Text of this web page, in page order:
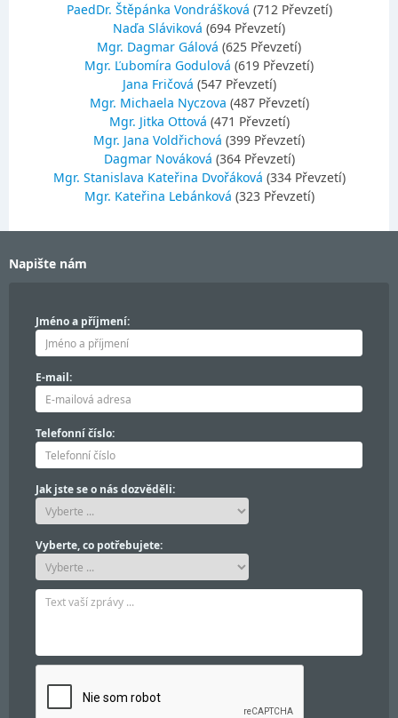
PaedDr. Štěpánka Vondrášková (712 Převzetí)
Naďa Sláviková (694 Převzetí)
Mgr. Dagmar Gálová (625 Převzetí)
Mgr. Ľubomíra Godulová (619 Převzetí)
Jana Fričová (547 Převzetí)
Mgr. Michaela Nyczova (487 Převzetí)
Mgr. Jitka Ottová (471 Převzetí)
Mgr. Jana Voldřichová (399 Převzetí)
Dagmar Nováková (364 Převzetí)
Mgr. Stanislava Kateřina Dvořáková (334 Převzetí)
Mgr. Kateřina Lebánková (323 Převzetí)
Napište nám
Jméno a příjmení:
E-mail:
Telefonní číslo:
Jak jste se o nás dozvěděli:
Vyberte, co potřebujete: